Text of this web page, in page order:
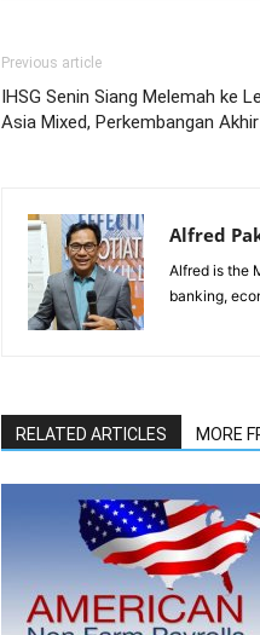
Previous article
IHSG Senin Siang Melemah ke
Asia Mixed, Perkembangan
Alfred
Alfred is the
banking,
RELATED ARTICLES MORE